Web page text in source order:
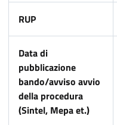
RUP
Data di
pubblicazione
bando/avviso avvio
della procedura
(Sintel, Mepa et.)